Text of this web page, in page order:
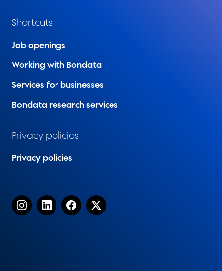
Shortcuts
Job openings
Working with Bondata
Services for businesses
Bondata research services
Privacy policies
Privacy policies